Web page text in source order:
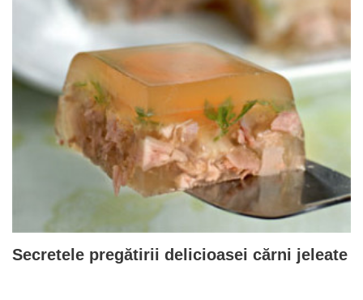
Secretele pregătirii delicioasei cărni jeleate